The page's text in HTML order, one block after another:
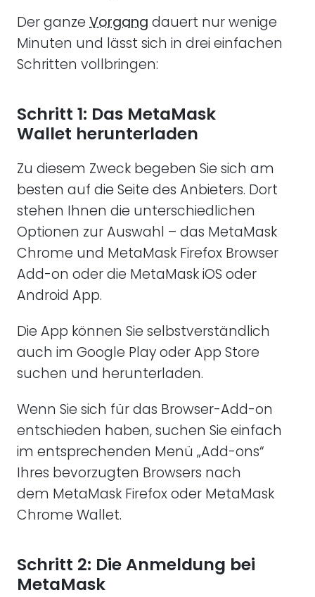
Der ganze Vorgang dauert nur wenige
Minuten und lässt sich in drei einfachen
Schritten vollbringen:
Schritt 1: Das MetaMask
Wallet herunterladen
Zu diesem Zweck begeben Sie sich am
besten auf die Seite des Anbieters. Dort
stehen Ihnen die unterschiedlichen
Optionen zur Auswahl – das MetaMask
Chrome und MetaMask Firefox Browser
Add-on oder die MetaMask iOS oder
Android App.
Die App können Sie selbstverständlich
auch im Google Play oder App Store
suchen und herunterladen.
Wenn Sie sich für das Browser-Add-on
entschieden haben, suchen Sie einfach
im entsprechenden Menü „Add-ons“
Ihres bevorzugten Browsers nach
dem MetaMask Firefox oder MetaMask
Chrome Wallet.
Schritt 2: Die Anmeldung bei
MetaMask